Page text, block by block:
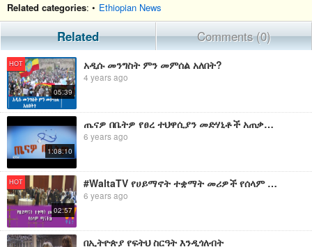
Related categories: • Ethiopian News
Related Comments (0)
HOT
05:39
አዲሱ መንግስት ምን መምሰል አለበት?
4 years ago
1:08:10
ጤናዎ በቤትዎ የፀረ ተህዋሲያን መድሃኒቶች አጠቃቀማቸው ምን መምሰል አለበት | EBC
6 years ago
HOT
02:57
#WaltaTV የሀይማኖት ተቋማት መሪዎች የሰላም ሚና ምን መምሰል አለበት?
6 years ago
በኢትዮጵያ የፍትህ ስርዓት እንዲጎለብት